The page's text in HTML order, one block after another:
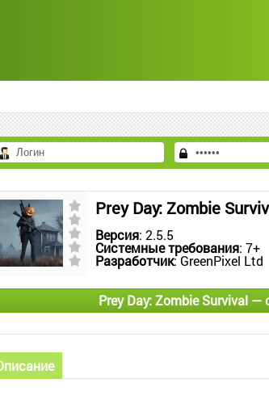
Prey Day: Zombie
Версия: 2.5.5
Системные требования: 7+
Разработчик: GreenPixel Ltd
Prey Day: Zombie Survival —